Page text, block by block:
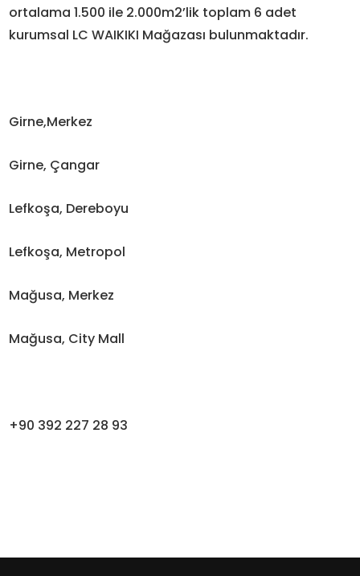
ortalama 1.500 ile 2.000m2’lik toplam 6 adet
kurumsal LC WAIKIKI Mağazası bulunmaktadır.
Girne,Merkez
Girne, Çangar
Lefkoşa, Dereboyu
Lefkoşa, Metropol
Mağusa, Merkez
Mağusa, City Mall
+90 392 227 28 93